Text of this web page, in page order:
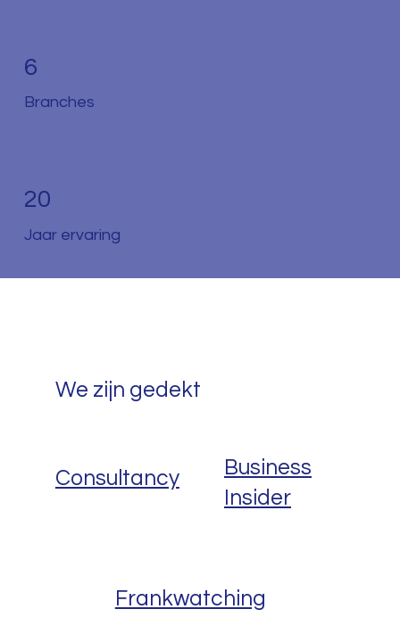
6
Branches
20
Jaar ervaring
We zijn gedekt
Consultancy
Frankwatching
Business
Insider